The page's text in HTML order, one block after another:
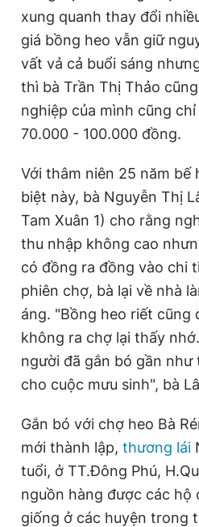
xung quanh thay đổi
giá bồng heo vẫn giữ
vất vả cả buổi sáng
thì bà Trần Thị Thảo
nghiệp của mình cũng
70.000 - 100.000 đồng.
Với thâm niên 25 năm bế
biệt này, bà Nguyễn Thị
Tam Xuân 1) cho rằng
thu nhập không cao
có đồng ra đồng vào chi
phiên chợ, bà lại về nhà
áng. "Bồng heo riết cũng
không ra chợ lại thấy
người đã gắn bó gần
cho cuộc mưu sinh", bà
Gắn bó với chợ heo Bà
mới thành lập, thương lái
tuổi, ở TT.Đông Phú,
nguồn hàng được các hộ
giống ở các huyện trong